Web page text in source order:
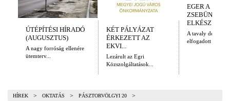
ÚTÉPÍTÉSI HÍRADÓ
(AUGUSZTUS)
A nagy forróság ellenére
ütemterv...
KÉT PÁLYÁZAT
ÉRKEZETT AZ
EKVI...
Lezárult az Egri
Közszolgáltatások...
EGER A
ELKÉSZÜLT
A tavaly
elfogadott
HÍREK > OKTATÁS > PÁSZTORVÖLGYI 20 >